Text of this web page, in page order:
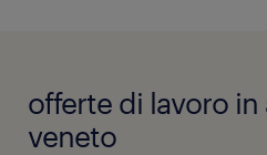
offerte di lavoro
veneto